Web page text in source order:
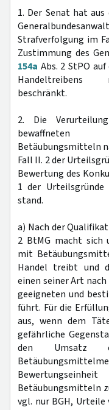
1. Der Senat hat
Strafverfolgung im
Zustimmung des
154a Abs. 2 StPO
Handeltreibens
beschränkt.
2. Die
bewaffneten
Betäubungsmitteln
Fall II. 2 der
Bewertung des
1 der
stand.
a) Nach der
2 BtMG macht sich
mit
Handel treibt und
einen seiner Art
geeigneten und
führt. Für die
aus, wenn dem
gefährliche
den Umsatz
Betäubungsmitteln
vgl. nur BGH, Urteile